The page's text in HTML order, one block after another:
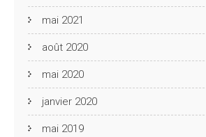
mai 2021
août 2020
mai 2020
janvier 2020
mai 2019